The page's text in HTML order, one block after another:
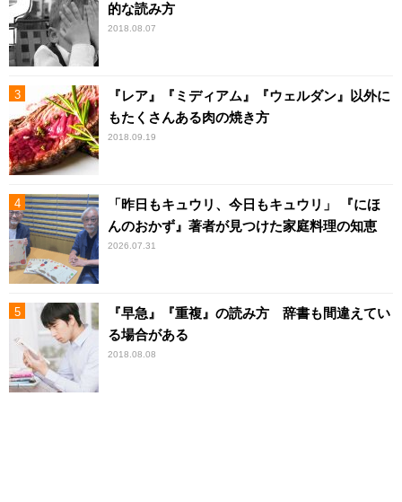
的な読み方
2018.08.07
『レア』『ミディアム』『ウェルダン』以外に
もたくさんある肉の焼き方
2018.09.19
「昨日もキュウリ、今日もキュウリ」 『にほ
んのおかず』著者が見つけた家庭料理の知恵
2026.07.31
『早急』『重複』の読み方 辞書も間違えてい
る場合がある
2018.08.08